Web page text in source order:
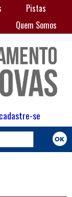
Pistas
Quem Somos
cadastre-se